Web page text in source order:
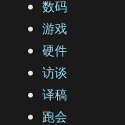
数码
游戏
硬件
访谈
译稿
跑会